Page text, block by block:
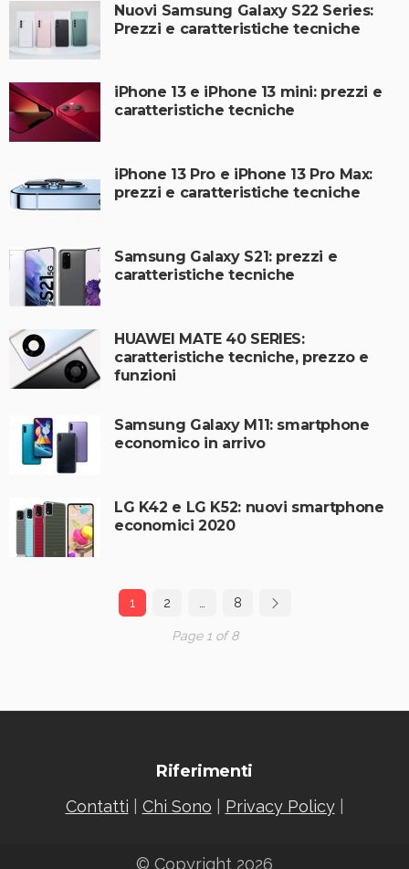
Nuovi Samsung Galaxy S22 Series:
Prezzi e caratteristiche tecniche
iPhone 13 e iPhone 13 mini: prezzi e
caratteristiche tecniche
iPhone 13 Pro e iPhone 13 Pro Max:
prezzi e caratteristiche tecniche
Samsung Galaxy S21: prezzi e
caratteristiche tecniche
HUAWEI MATE 40 SERIES:
caratteristiche tecniche, prezzo e
funzioni
Samsung Galaxy M11: smartphone
economico in arrivo
LG K42 e LG K52: nuovi smartphone
economici 2020
1 2 8
Page 1 of 8
Riferimenti
Contatti Chi Sono Privacy Policy|
© Copyright 2026